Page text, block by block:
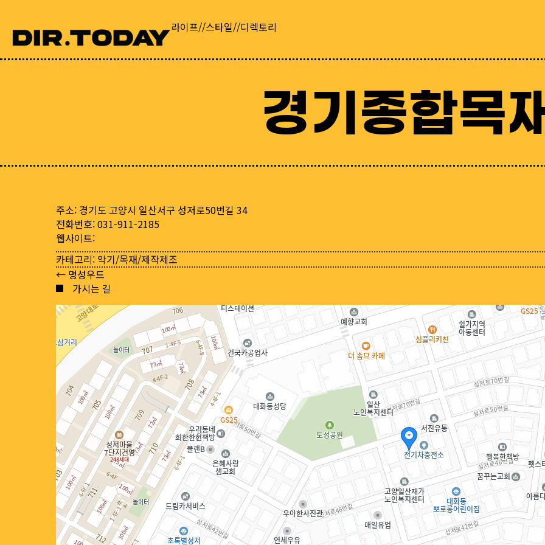
라이프//스타일//디렉토리
경기종합목재
주소: 경기도 고양시 일산서구 성저로50번길 34
전화번호: 031-911-2185
웹사이트:
카테고리: 악기/목재/제작제조
Posts
navigation
← 명성우드
가시는 길